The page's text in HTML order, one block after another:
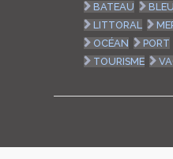
BATEAU
BLEU
LITTORAL
OCÉAN
PORT
TOURISME